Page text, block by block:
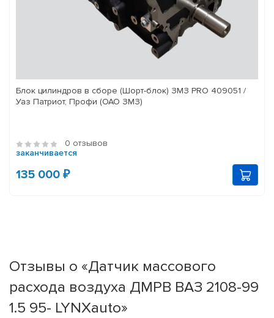
Блок цилиндров в сборе (Шорт-блок) ЗМЗ PRO 409051 /
Уаз Патриот, Профи (ОАО ЗМЗ)
0 отзывов
заканчивается
135 000 ₽
Отзывы о «Датчик массового
расхода воздуха ДМРВ ВАЗ 2108-99
1.5 95- LYNXauto»